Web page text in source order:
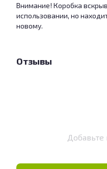
Внимание! Коробка
использовании, но
новому.
Отзывы